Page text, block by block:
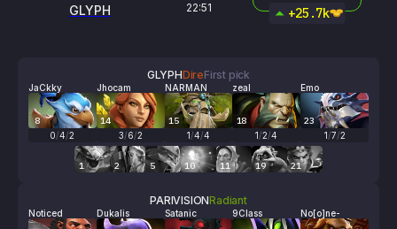
GLYPH 22:51 PARIVISION
+25.7k
GLYPHDireFirst pick
JaCkky
8
0/4/2
Jhocam
14
3/6/2
NARMAN
15
1/4/4
zeal
18
1/2/4
Emo
23
1/7/2
1 2 5 10 11 19 21
PARIVISIONRadiant
Noticed Dukalis Satanic 9Class No[o]ne-